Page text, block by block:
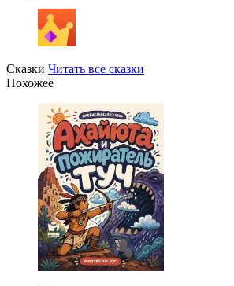
Сказки Читать все сказки
Похожее